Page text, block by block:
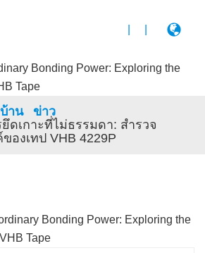
บ้าน
ข่าว
ดเกาะที่ไม่ธรรมดา: สํารวจ
องเทป VHB 4229P